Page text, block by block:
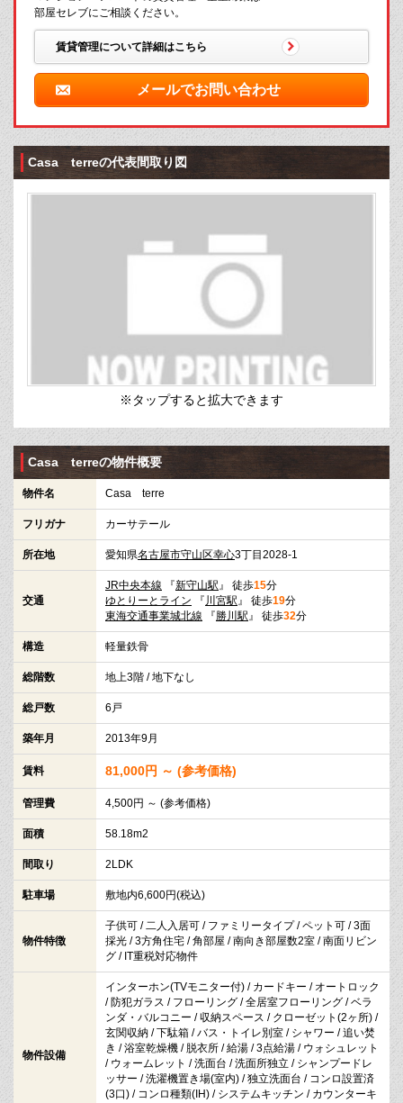
部屋セレブにご相談ください。
賃貸管理について詳細はこちら
メールでお問い合わせ
Casa terreの代表間取り図
※タップすると拡大できます
Casa terreの物件概要
物件名 Casa terre
フリガナ カーサテール
所在地 愛知県名古屋市守山区幸心3丁目2028-1
交通
JR中央本線 『新守山駅 』 徒歩15分
ゆとりーとライン 『 川宮駅 』 徒歩19分
東海交通事業城北線 『勝川駅 』 徒歩32分
構造 軽量鉄骨
総階数 地上3階 / 地下なし
総戸数 6戸
築年月 2013年9月
賃料 81,000円 ～ (参考価格)
管理費 4,500円 ～ (参考価格)
面積 58.18m2
間取り 2LDK
駐車場 敷地内6,600円(税込)
物件特徴
子供可 / 二人入居可 / ファミリータイプ / ペット可 / 3面
採光 / 3方角住宅 / 角部屋 / 南向き部屋数2室 / 南面リビン
グ / IT重税対応物件
物件設備
インターホン(TVモニター付) / カードキー / オートロック
/ 防犯ガラス / フローリング / 全居室フローリング / ベラ
ンダ・バルコニー / 収納スペース / クローゼット(2ヶ所) /
玄関収納 / 下駄箱 / バス・トイレ別室 / シャワー / 追い焚
き / 浴室乾燥機 / 脱衣所 / 給湯 / 3点給湯 / ウォシュレット
/ ウォームレット / 洗面台 / 洗面所独立 / シャンプードレ
ッサー / 洗濯機置き場(室内) / 独立洗面台 / コンロ設置済
(3口) / コンロ種類(IH) / システムキッチン / カウンターキ